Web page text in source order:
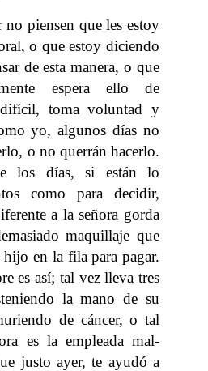
piensen que les estoy
o que estoy diciendo
de esta manera, o que
espera ello de
difícil, toma voluntad y
yo, algunos días no
o no querrán hacerlo.
los días, si están lo
como para decidir,
a la señora gorda
maquillaje que
hijo en la fila para pagar.
es así; tal vez lleva tres
la mano de su
de cáncer, o tal
es la empleada mal-
justo ayer, te ayudó a